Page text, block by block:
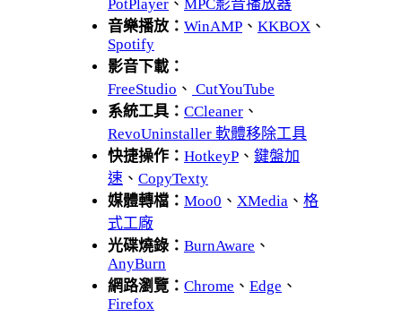
PotPlayer 、 MPC影音播放器
音樂播放： WinAMP 、 KKBOX 、
Spotify
影音下載：
FreeStudio 、 CutYouTube
系統工具： CCleaner 、
RevoUninstaller 軟體移除工具
快捷操作： HotkeyP 、 鍵盤加
速 、 CopyTexty
媒體轉檔： Moo0 、 XMedia 、 格
式工廠
光碟燒錄： BurnAware 、
AnyBurn
網路瀏覽： Chrome 、 Edge 、
Firefox